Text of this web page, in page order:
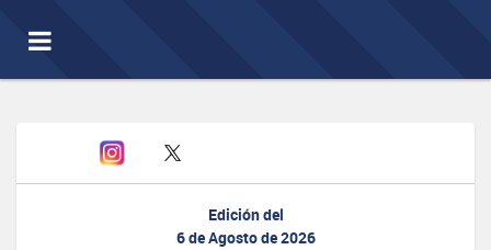
Toggle
navigation
Edición del
6 de Agosto de 2026